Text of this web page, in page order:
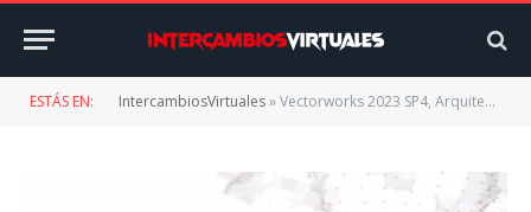
ESTÁS EN: IntercambiosVirtuales»Vectorworks 2023 SP4, Arquitectura, ingeniería y diseño de interiores, conocido por su versatilidad y capacidad